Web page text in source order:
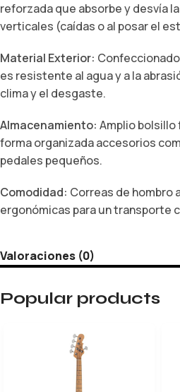
reforzada que absorbe y desvía
verticales (caídas o al posar el
Material Exterior:
es resistente al agua y a la
clima y el desgaste.
Almacenamiento: Amplio bolsillo
forma organizada accesorios
pedales pequeños.
Comodidad: Correas de hombro
ergonómicas para un transporte
Valoraciones (0)
Popular products